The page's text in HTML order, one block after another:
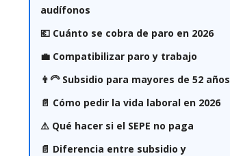
audífonos
💶 Cuánto se cobra de paro en 2026
💼 Compatibilizar paro y trabajo
👨‍🦳 Subsidio para mayores de 52 años
📄 Cómo pedir la vida laboral en 2026
⚠️ Qué hacer si el SEPE no paga
📄 Diferencia entre subsidio y